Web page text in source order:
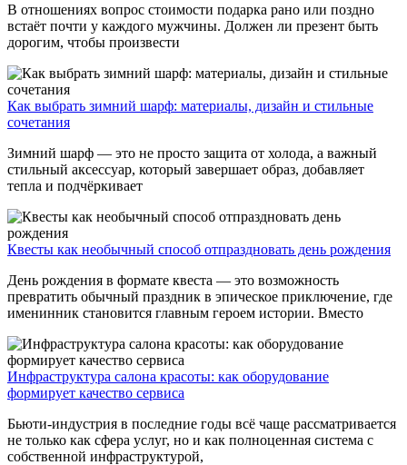
В отношениях вопрос стоимости подарка рано или поздно
встаёт почти у каждого мужчины. Должен ли презент быть
дорогим, чтобы произвести
Как выбрать зимний шарф: материалы, дизайн и стильные
сочетания
Зимний шарф — это не просто защита от холода, а важный
стильный аксессуар, который завершает образ, добавляет
тепла и подчёркивает
Квесты как необычный способ отпраздновать день рождения
День рождения в формате квеста — это возможность
превратить обычный праздник в эпическое приключение, где
именинник становится главным героем истории. Вместо
Инфраструктура салона красоты: как оборудование
формирует качество сервиса
Бьюти-индустрия в последние годы всё чаще рассматривается
не только как сфера услуг, но и как полноценная система с
собственной инфраструктурой,